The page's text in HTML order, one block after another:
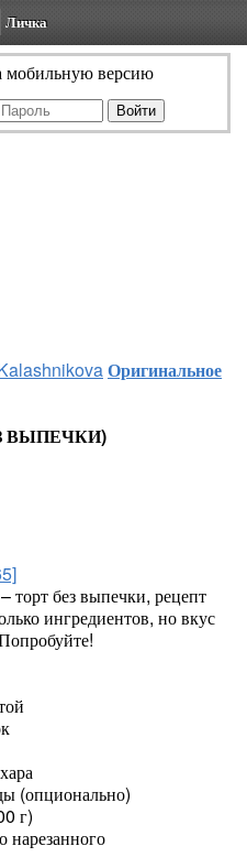
Личка
мобильную версию
Оригинальное
ВЫПЕЧКИ)
торт без выпечки, рецепт
ингредиентов, но вкус
(опционально)
г)
нарезанного